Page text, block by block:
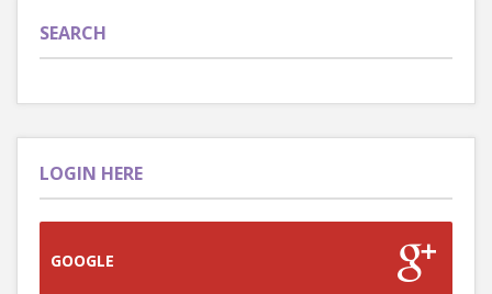
SEARCH
LOGIN HERE
GOOGLE